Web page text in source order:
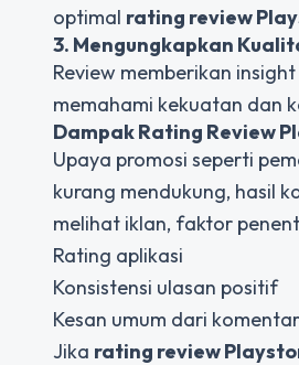
optimal rating review
3. Mengungkapkan
Review memberikan
memahami kekuatan dan
Dampak Rating Review
Upaya promosi seperti
kurang mendukung, hasil
melihat iklan, faktor
Rating aplikasi
Konsistensi ulasan positif
Kesan umum dari
Jika rating review